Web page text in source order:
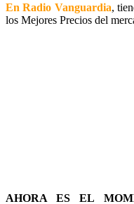
En Radio Vanguardia,
los Mejores Precios del
AHORA ES EL